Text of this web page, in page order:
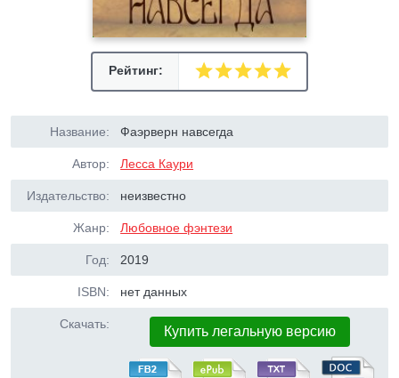
Рейтинг:
Название: Фаэрверн навсегда
Автор: Лесса Каури
Издательство: неизвестно
Жанр: Любовное фэнтези
Год: 2019
ISBN: нет данных
Скачать: Купить легальную версию